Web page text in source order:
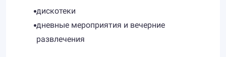
дискотеки
дневные мероприятия и вечерние
развлечения